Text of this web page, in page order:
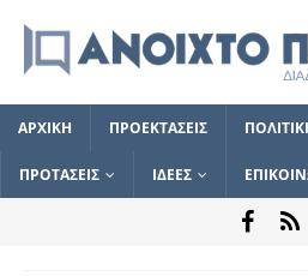
ΑΡΧΙΚΗ ΠΡΟΕΚΤΑΣΕΙΣ
ΠΡΟΤΑΣΕΙΣ ΙΔΕΕΣ